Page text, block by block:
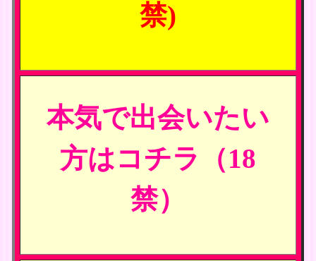
禁)
本気で出会いたい
方はコチラ（18
禁）